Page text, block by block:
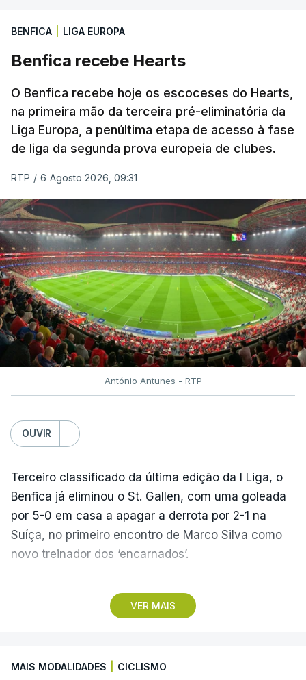
BENFICA LIGA EUROPA
Benfica recebe Hearts
O Benfica recebe hoje os escoceses do Hearts,
na primeira mão da terceira pré-eliminatória da
Liga Europa, a penúltima etapa de acesso à fase
de liga da segunda prova europeia de clubes.
RTP / 6 Agosto 2026, 09:31
António Antunes - RTP
OUVIR
VER MAIS
Terceiro classificado da última edição da I Liga, o
Benfica já eliminou o St. Gallen, com uma goleada
por 5-0 em casa a apagar a derrota por 2-1 na
Suíça, no primeiro encontro de Marco Silva como
novo treinador dos ‘encarnados’.
Pela frente, as ‘águias’ vão ter agora o vice-
campeão escocês, que tem o português Cláudio
de serem eliminados pelos austríacos do Sturm
MAIS MODALIDADES CICLISMO